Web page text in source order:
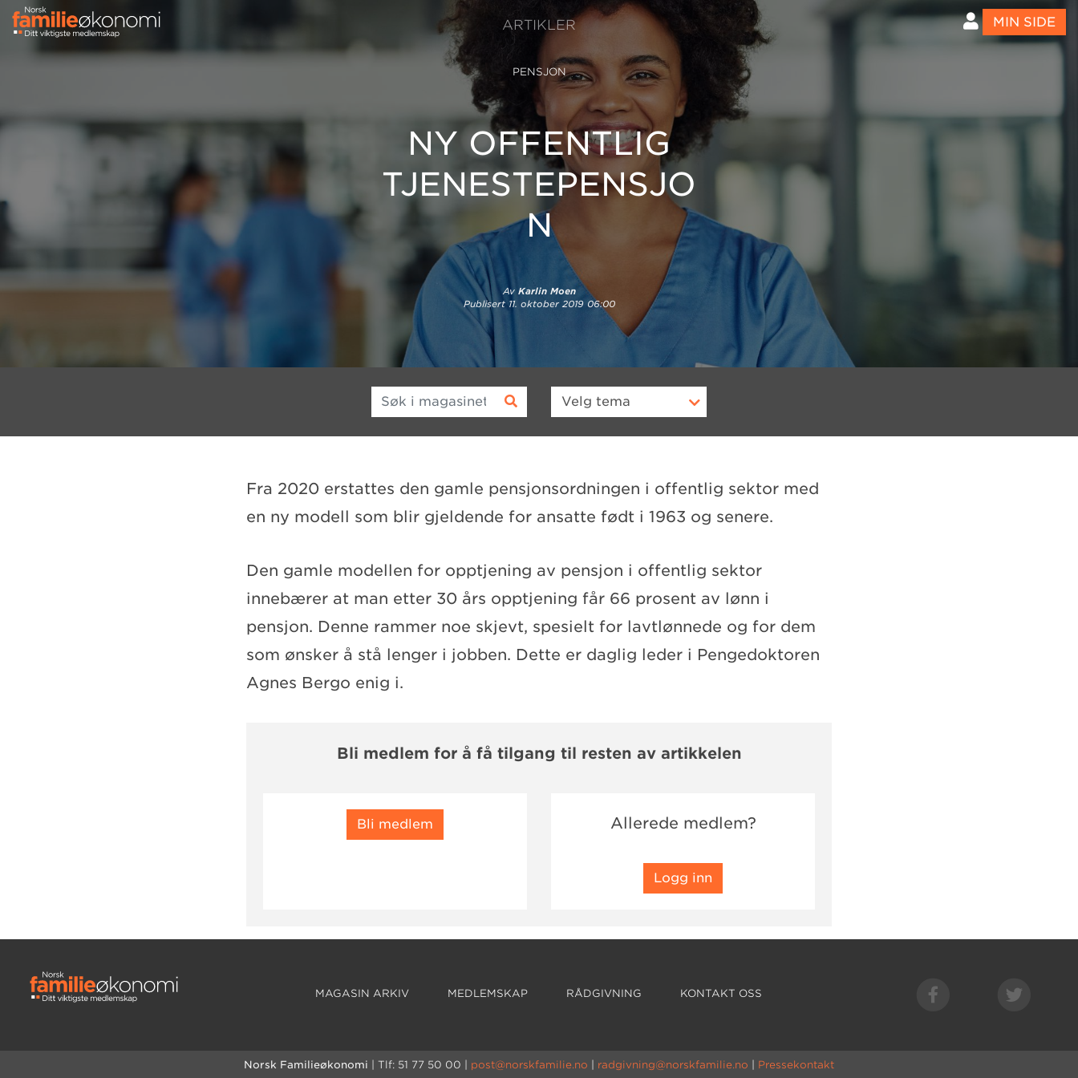
ARTIKLER MIN SIDE
PENSJON
NY OFFENTLIG
TJENESTEPENSJO
N
Av Karlin Moen
Publisert11. oktober 2019 06:00
Søk i magasinet Velg tema
Fra 2020 erstattes den gamle pensjonsordningen i offentlig sektor med
en ny modell som blir gjeldende for ansatte født i 1963 og senere.
Den gamle modellen for opptjening av pensjon i offentlig sektor
innebærer at man etter 30 års opptjening får 66 prosent av lønn i
pensjon. Denne rammer noe skjevt, spesielt for lavtlønnede og for dem
som ønsker å stå lenger i jobben. Dette er daglig leder i Pengedoktoren
Agnes Bergo enig i.
Bli medlem for å få tilgang til resten av artikkelen
Bli medlem Allerede medlem?
Logg inn
MAGASIN ARKIV MEDLEMSKAP RÅDGIVNING KONTAKT OSS
Norsk Familieøkonomi | Tlf: 51 77 50 00 | post@norskfamilie.no | radgivning@norskfamilie.no | Pressekontakt